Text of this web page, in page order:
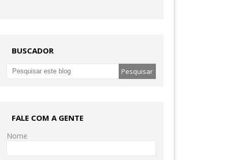
BUSCADOR
FALE COM A GENTE
Nome